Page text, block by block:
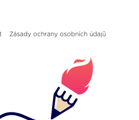
Zásady ochrany osobních údajů